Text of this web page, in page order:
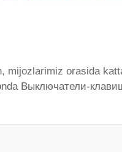
mijozlarimiz orasida
Выключатели-
kengayib bormoqda. Biz